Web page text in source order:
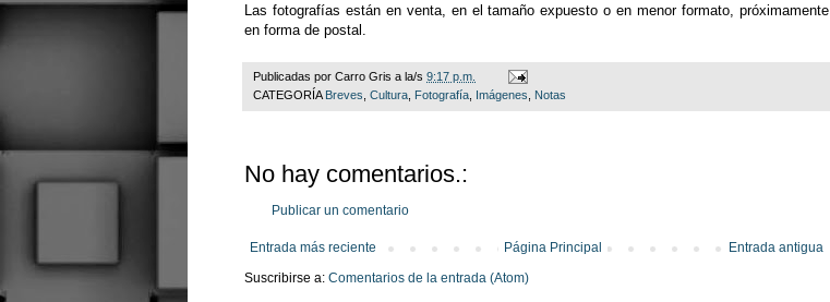
Las fotografías están en venta, en el tamaño expuesto o en menor formato, próximamente
en forma de postal.
Publicadas por Carro Gris a la/s 9:17 p.m.
CATEGORÍA Breves Cultura Fotografía Imágenes Notas
No hay comentarios.:
Publicar un comentario
Entrada más reciente Entrada antigua
Página Principal
Suscribirse a: Comentarios de la entrada (Atom)